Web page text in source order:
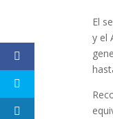
El
y el